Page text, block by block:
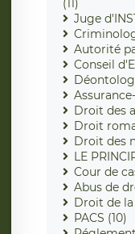
(11)
Juge
Autorité
Conseil
Droit des
Droit
Droit des
LE
Cour de
Abus de
Droit de
PACS (10)